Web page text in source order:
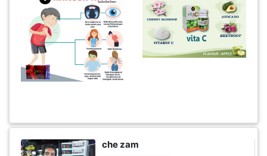
che zam
PERNIAGAAN(41)
KENDERAAN(6)
SUKAN/HOBI(2)